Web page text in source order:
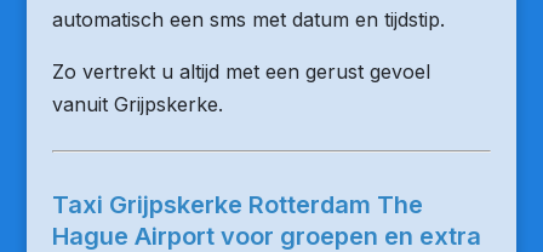
automatisch een sms met datum en tijdstip.
Zo vertrekt u altijd met een gerust gevoel
vanuit Grijpskerke.
Taxi Grijpskerke Rotterdam The
Hague Airport voor groepen en extra